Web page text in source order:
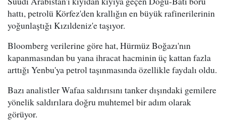
hattı, petrolü Körfez'den krallığın en büyük rafinerilerinin
yoğunlaştığı Kızıldeniz'e taşıyor.
Bloomberg verilerine göre hat, Hürmüz Boğazı'nın
kapanmasından bu yana ihracat hacminin üç kattan fazla
arttığı Yenbu'ya petrol taşınmasında özellikle faydalı oldu.
Bazı analistler Wafaa saldırısını tanker dışındaki gemilere
yönelik saldırılara doğru muhtemel bir adım olarak
görüyor.